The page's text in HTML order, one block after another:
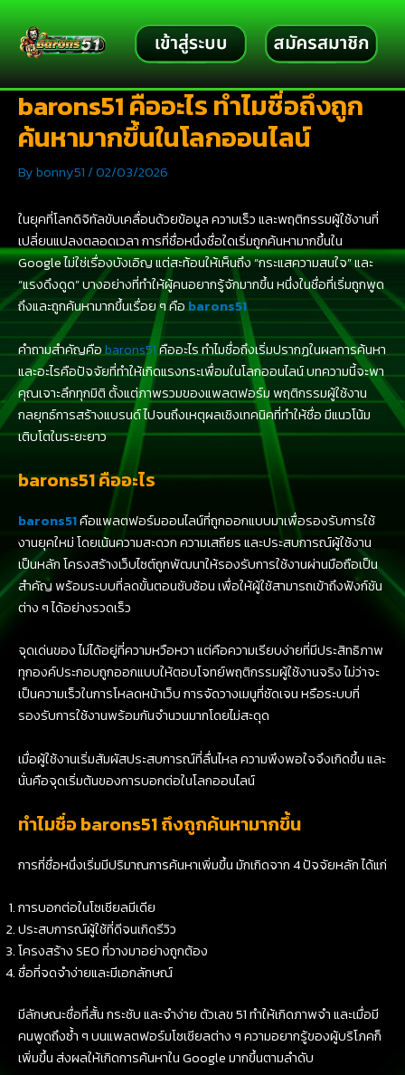
Skip
to
content
barons51 คืออะไร ทำไมชื่อถึงถูก
ค้นหามากขึ้นในโลกออนไลน์
Bybonny51 /02/03/2026
ในยุคที่โลกดิจิทัลขับเคลื่อนด้วยข้อมูล ความเร็ว และพฤติกรรมผู้ใช้งานที่
เปลี่ยนแปลงตลอดเวลา การที่ชื่อหนึ่งชื่อใดเริ่มถูกค้นหามากขึ้นใน
Google ไม่ใช่เรื่องบังเอิญ แต่สะท้อนให้เห็นถึง “กระแสความสนใจ” และ
“แรงดึงดูด” บางอย่างที่ทำให้ผู้คนอยากรู้จักมากขึ้น หนึ่งในชื่อที่เริ่มถูกพูด
ถึงและถูกค้นหามากขึ้นเรื่อย ๆ คือbarons51
คำถามสำคัญคือbarons51คืออะไร ทำไมชื่อถึงเริ่มปรากฏในผลการค้นหา
และอะไรคือปัจจัยที่ทำให้เกิดแรงกระเพื่อมในโลกออนไลน์ บทความนี้จะพา
คุณเจาะลึกทุกมิติ ตั้งแต่ภาพรวมของแพลตฟอร์ม พฤติกรรมผู้ใช้งาน
กลยุทธ์การสร้างแบรนด์ ไปจนถึงเหตุผลเชิงเทคนิคที่ทำให้ชื่อ มีแนวโน้ม
เติบโตในระยะยาว
barons51 คืออะไร
barons51คือแพลตฟอร์มออนไลน์ที่ถูกออกแบบมาเพื่อรองรับการใช้
งานยุคใหม่ โดยเน้นความสะดวก ความเสถียร และประสบการณ์ผู้ใช้งาน
เป็นหลัก โครงสร้างเว็บไซต์ถูกพัฒนาให้รองรับการใช้งานผ่านมือถือเป็น
สำคัญ พร้อมระบบที่ลดขั้นตอนซับซ้อน เพื่อให้ผู้ใช้สามารถเข้าถึงฟังก์ชัน
ต่าง ๆ ได้อย่างรวดเร็ว
จุดเด่นของ ไม่ได้อยู่ที่ความหวือหวา แต่คือความเรียบง่ายที่มีประสิทธิภาพ
ทุกองค์ประกอบถูกออกแบบให้ตอบโจทย์พฤติกรรมผู้ใช้งานจริง ไม่ว่าจะ
เป็นความเร็วในการโหลดหน้าเว็บ การจัดวางเมนูที่ชัดเจน หรือระบบที่
รองรับการใช้งานพร้อมกันจำนวนมากโดยไม่สะดุด
เมื่อผู้ใช้งานเริ่มสัมผัสประสบการณ์ที่ลื่นไหล ความพึงพอใจจึงเกิดขึ้น และ
นั่นคือจุดเริ่มต้นของการบอกต่อในโลกออนไลน์
ทำไมชื่อ barons51 ถึงถูกค้นหามากขึ้น
การที่ชื่อหนึ่งเริ่มมีปริมาณการค้นหาเพิ่มขึ้น มักเกิดจาก 4 ปัจจัยหลัก ได้แก่
การบอกต่อในโซเชียลมีเดีย
ประสบการณ์ผู้ใช้ที่ดีจนเกิดรีวิว
โครงสร้าง SEO ที่วางมาอย่างถูกต้อง
ชื่อที่จดจำง่ายและมีเอกลักษณ์
มีลักษณะชื่อที่สั้น กระชับ และจำง่าย ตัวเลข 51 ทำให้เกิดภาพจำ และเมื่อมี
คนพูดถึงซ้ำ ๆ บนแพลตฟอร์มโซเชียลต่าง ๆ ความอยากรู้ของผู้บริโภคก็
เพิ่มขึ้น ส่งผลให้เกิดการค้นหาใน Google มากขึ้นตามลำดับ
Post
navigation